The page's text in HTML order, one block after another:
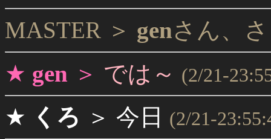
MASTER ＞ genさん、
★ gen ＞ では～ (2/21-
★ くろ ＞ 今日 (2/21-